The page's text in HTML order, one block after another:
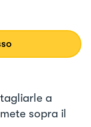
a
sopra il